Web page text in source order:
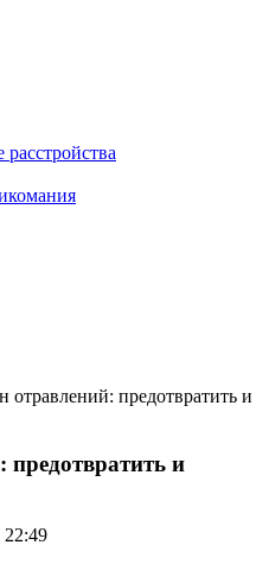
отравлений: предотвратить и
предотвратить и